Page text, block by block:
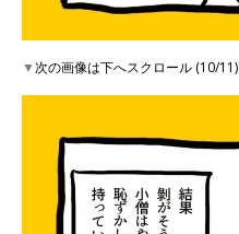
▼次の画像は下へスクロール (10/11)